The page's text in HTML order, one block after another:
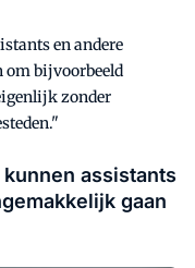
en andere
om bijvoorbeeld
zonder
assistants
gaan